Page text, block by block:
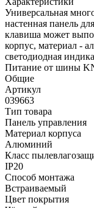
Универсальная
настенная панель
клавиша может
корпус, материал -
светодиодная
Питание от шины
Общие
Артикул
039663
Тип товара
Панель управления
Материал корпуса
Алюминий
Класс
IP20
Способ монтажа
Встраиваемый
Цвет покрытия